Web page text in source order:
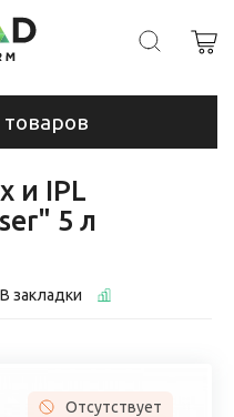
товаров
и IPL
5 л
В закладки
Отсутствует